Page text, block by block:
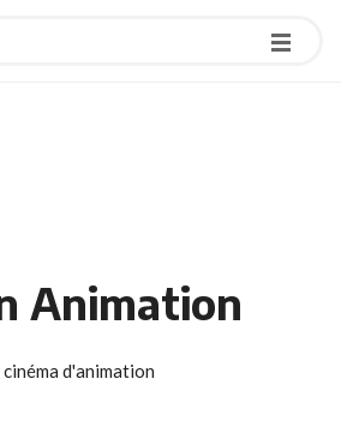
Animation
d'animation